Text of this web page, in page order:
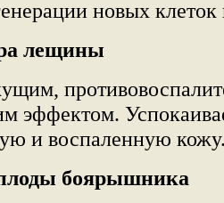
новых клеток
лещины
эффектом.
и воспаленную
боярышника